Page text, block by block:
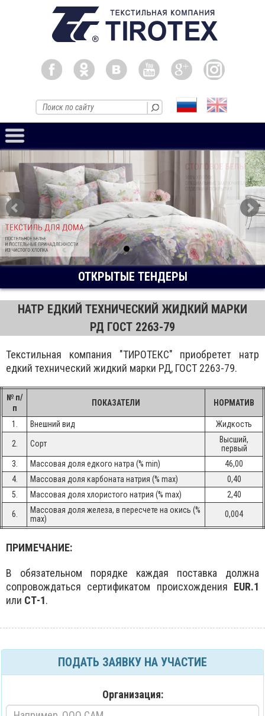
ОТКРЫТЫЕ ТЕНДЕРЫ
НАТР ЕДКИЙ ТЕХНИЧЕСКИЙ ЖИДКИЙ МАРКИ
РД ГОСТ 2263-79
Текстильная компания "ТИРОТЕКС" приобретет натр
едкий технический жидкий марки РД, ГОСТ 2263-79.
№ п/
п
ПОКАЗАТЕЛИ НОРМАТИВ
1. Внешний вид Жидкость
2. Сорт
Высший,
первый
3.
Массовая доля едкого натра (% min)
46,00
4.
Массовая доля карбоната натрия (% max)
0,40
5.
Массовая доля хлористого натрия (% max) 2,40
6.
Массовая доля железа, в пересчете на окись (%
max)
0,004
ПРИМЕЧАНИЕ:
В обязательном порядке каждая поставка должна
сопровождаться сертификатом происхождения EUR.1
или СТ-1.
ПОДАТЬ ЗАЯВКУ НА УЧАСТИЕ
Организация: